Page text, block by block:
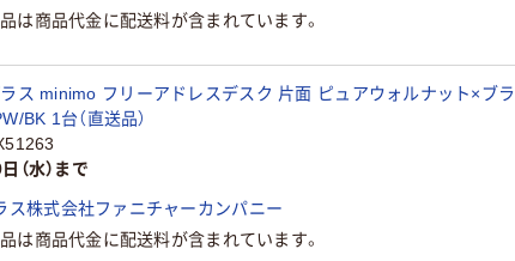
は商品代金に配送料が含まれています。
ラス minimo フリーアドレスデスク 片面 ピュアウォルナット×ブラ
BK 1台（直送品）
（水）まで
ス株式会社ファニチャーカンパニー
は商品代金に配送料が含まれています。